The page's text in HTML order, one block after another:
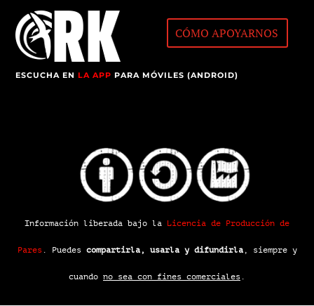
CÓMO APOYARNOS
ESCUCHA ENLA APP PARA MÓVILES (ANDROID)
Información liberada bajo la Licencia de Producción de
Pares. Puedes compartirla, usarla y difundirla, siempre y
cuando no sea con fines comerciales .